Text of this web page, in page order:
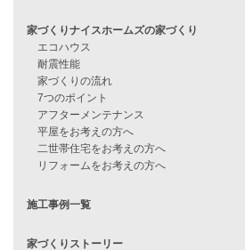
見学会情報
住宅ローンに不安がある方へ
他社で無理だと言われた方へ